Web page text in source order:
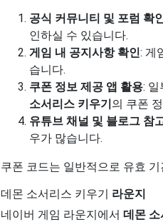
공식 커뮤니티 및 포럼 확
인하실 수 있습니다.
게임 내 공지사항 확인: 게
습니다.
쿠폰 정보 제공 앱 활용: 일
소서리스 키우기의 쿠폰
유튜브 채널 및 블로그 참
우가 많습니다.
쿠폰 코드는 일반적으로 유효
데몬 소서리스 키우기 라운지
네이버 게임 라운지에서 데몬 소